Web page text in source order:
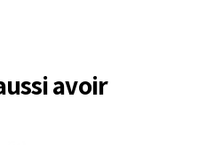
avoir